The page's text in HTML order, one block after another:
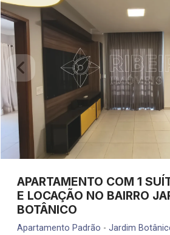
APARTAMENTO COM 1
E LOCAÇÃO NO BAIRRO
BOTÂNICO
Apartamento Padrão - Jardim